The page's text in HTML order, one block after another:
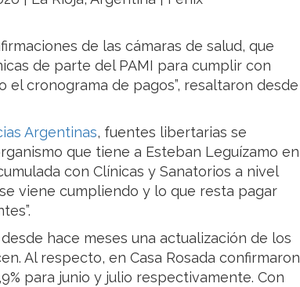
de las cámaras de salud, que
de parte del PAMI para cumplir con
el cronograma de pagos”, resaltaron desde
Argentinas, fuentes libertarias se
que tiene a Esteban Leguízamo en
con Clínicas y Sanatorios a nivel
viene cumpliendo y lo que resta pagar
hace meses una actualización de los
Al respecto, en Casa Rosada confirmaron
para junio y julio respectivamente. Con